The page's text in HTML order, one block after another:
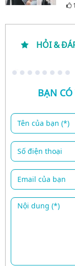
HỎI &
BẠN